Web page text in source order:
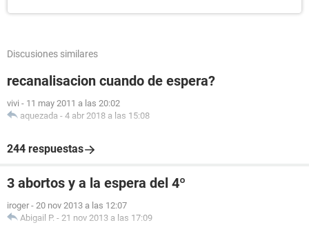
Discusiones similares
recanalisacion cuando de espera?
vivi - 11 may 2011 a las 20:02
aquezada - 4 abr 2018 a las 15:08
244 respuestas
3 abortos y a la espera del 4º
iroger - 20 nov 2013 a las 12:07
Abigail P. - 21 nov 2013 a las 17:09